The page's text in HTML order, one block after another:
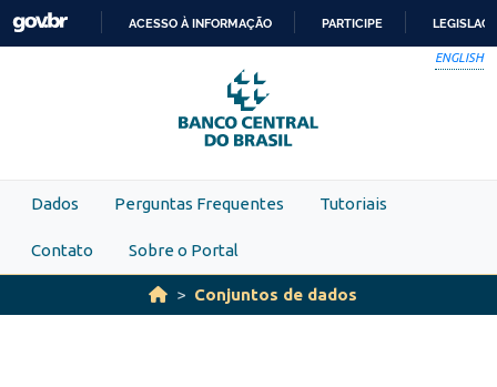
Skip to main content
PARA
O
CONTEÚDO
ACESSO À INFORMAÇÃO PARTICIPE
ENGLISH
Dados Perguntas Frequentes Tutoriais
Contato Sobre o Portal
Conjuntos de dados